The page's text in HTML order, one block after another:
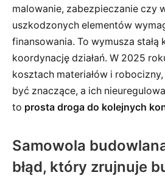
malowanie, zabezpieczanie czy
uszkodzonych elementów
finansowania. To wymusza stałą
koordynację działań. W 2025
kosztach materiałów i
być znaczące, a ich
to prosta droga do kolejnych
Samowola
błąd, który zrujnuje